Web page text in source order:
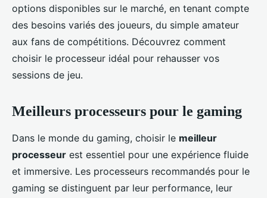
options disponibles sur le marché, en tenant compte
des besoins variés des joueurs, du simple amateur
aux fans de compétitions. Découvrez comment
choisir le processeur idéal pour rehausser vos
sessions de jeu.
Meilleurs processeurs pour le gaming
Dans le monde du gaming, choisir le meilleur
processeur est essentiel pour une expérience fluide
et immersive. Les processeurs recommandés pour le
gaming se distinguent par leur performance, leur